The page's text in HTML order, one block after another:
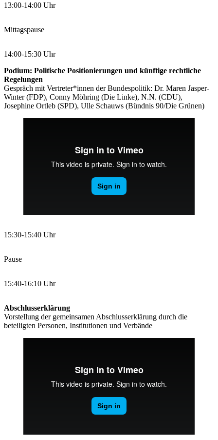
13:00-14:00 Uhr
Mittagspause
14:00-15:30 Uhr
Podium: Politische Positionierungen und künftige rechtliche
Regelungen
Gespräch mit Vertreter*innen der Bundespolitik: Dr. Maren Jasper-
Winter (FDP), Conny Möhring (Die Linke), N.N. (CDU),
Josephine Ortleb (SPD), Ulle Schauws (Bündnis 90/Die Grünen)
15:30-15:40 Uhr
Pause
15:40-16:10 Uhr
Abschlusserklärung
Vorstellung der gemeinsamen Abschlusserklärung durch die
beteiligten Personen, Institutionen und Verbände